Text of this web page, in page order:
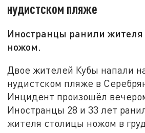
нудистском пляже
Иностранцы ранили жителя
ножом.
Двое жителей Кубы напали
нудистском пляже в
Инцидент произошёл
Иностранцы 28 и 33 лет
жителя столицы ножом в